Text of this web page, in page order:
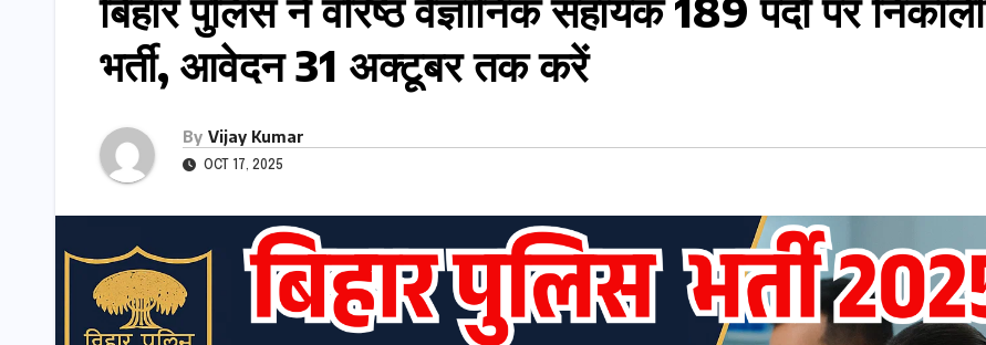
बिहार पुलिस ने वरिष्ठ वैज्ञानिक सहायक 189 पदों पर निकाली
भर्ती, आवेदन 31 अक्टूबर तक करें
By Vijay Kumar
OCT 17, 2025